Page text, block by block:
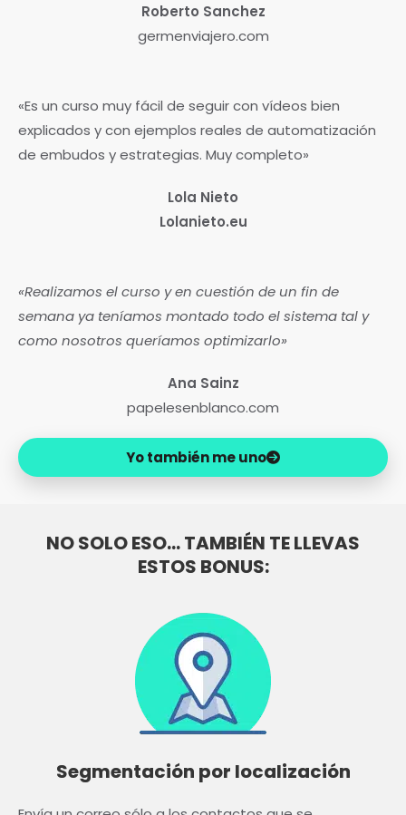
Roberto Sanchez
germenviajero.com
«Es un curso muy fácil de seguir con vídeos bien
explicados y con ejemplos reales de automatización
de embudos y estrategias. Muy completo»
Lola Nieto
Lolanieto.eu
«Realizamos el curso y en cuestión de un fin de
semana ya teníamos montado todo el sistema tal y
como nosotros queríamos optimizarlo»
Ana Sainz
papelesenblanco.com
Yo también me uno
NO SOLO ESO... TAMBIÉN TE LLEVAS
ESTOS BONUS:
Segmentación por localización